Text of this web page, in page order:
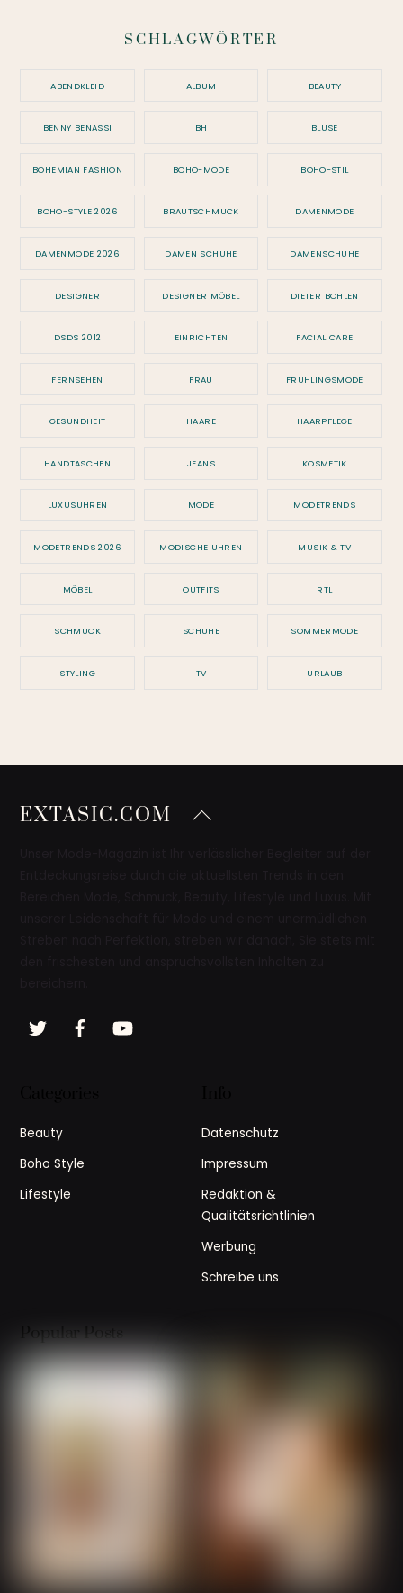
SCHLAGWÖRTER
ABENDKLEID ALBUM BEAUTY
BENNY BENASSI BH BLUSE
BOHEMIAN FASHION BOHO-MODE BOHO-STIL
BOHO-STYLE 2026 BRAUTSCHMUCK DAMENMODE
DAMENMODE 2026 DAMEN SCHUHE DAMENSCHUHE
DESIGNER DESIGNER MÖBEL DIETER BOHLEN
DSDS 2012 EINRICHTEN FACIAL CARE
FERNSEHEN FRAU FRÜHLINGSMODE
GESUNDHEIT HAARE HAARPFLEGE
HANDTASCHEN JEANS KOSMETIK
LUXUSUHREN MODE MODETRENDS
MODETRENDS 2026 MODISCHE UHREN MUSIK & TV
MÖBEL OUTFITS RTL
SCHMUCK SCHUHE SOMMERMODE
STYLING TV URLAUB
Back
EXTASIC.COM
Twitter
Beauty
Boho Style
Lifestyle
Datenschutz
Impressum
Redaktion &
Qualitätsrichtlinien
Werbung
Schreibe uns
Popular Posts